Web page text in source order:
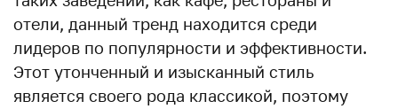
отели, данный тренд находится среди
лидеров по популярности и эффективности.
Этот утонченный и изысканный стиль
является своего рода классикой, поэтому